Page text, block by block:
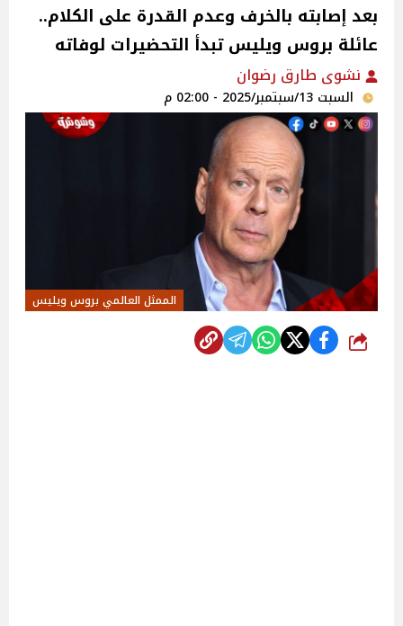
بعد إصابته بالخرف وعدم القدرة على الكلام..
عائلة بروس ويليس تبدأ التحضيرات لوفاته
نشوى طارق رضوان
السبت 13/سبتمبر/2025 - 02:00 م
الممثل العالمي بروس ويليس
شارك